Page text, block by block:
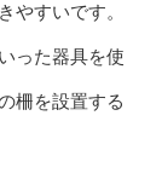
やすいです。
った器具を使
柵を設置する